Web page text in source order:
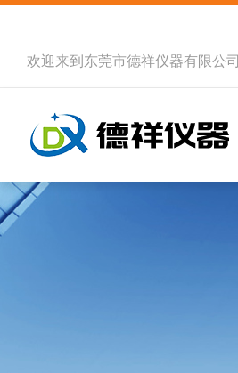
欢迎来到 东莞市德祥仪器有限公司